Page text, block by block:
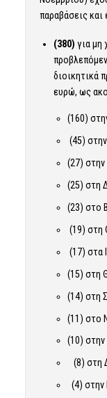
παραβάσεις και
(380) για μη
διοικητικά
ευρώ, ως
(160)
(45)
(27) στην
(25) στη
(23) στο
(19) στη
(17) στα
(15) στη
(14) στη
(11) στο
(10) στην
(8) στη
(4) στην